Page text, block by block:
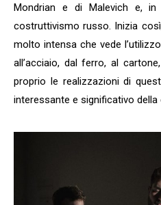
Mondrian e di Malevich e, in
costruttivismo russo. Inizia
molto intensa che vede
all’acciaio, dal ferro, al
proprio le realizzazioni di
interessante e significativo